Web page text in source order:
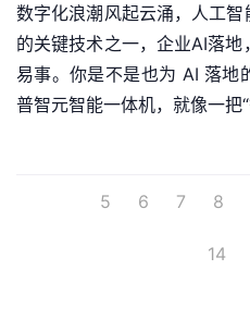
数字化浪潮风起云涌，人工
的关键技术之一，企业AI落
易事。你是不是也为 AI 落地
普智元智能一体机，就像一把
5 6 7 8
14